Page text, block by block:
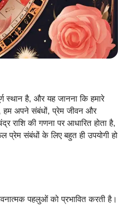
स्थान है, और यह जानना कि हमारे
हम अपने संबंधों, प्रेम जीवन और
राशि की गणना पर आधारित होता है,
संबंधों के लिए बहुत ही उपयोगी हो
पहलुओं को प्रभावित करती है।